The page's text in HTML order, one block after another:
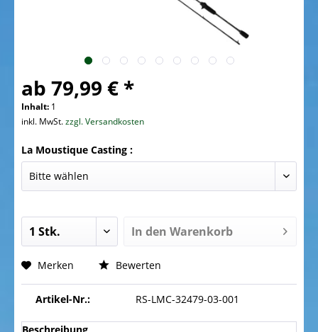
ab 79,99 € *
Inhalt: 1
inkl. MwSt.zzgl. Versandkosten
La Moustique Casting :
In den Warenkorb
Merken Bewerten
Artikel-Nr.: RS-LMC-32479-03-001